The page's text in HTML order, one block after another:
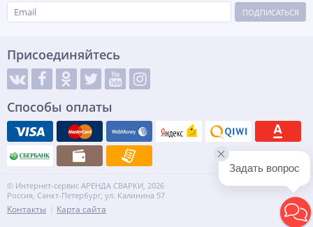
ПОДПИСАТЬСЯ
Присоединяйтесь
Способы оплаты
© Интернет-сервис АРЕНДА СВАРКИ, 2026
Россия, Санкт-Петербург, ул. Калинина 57
Контакты Карта сайта
Задать вопрос